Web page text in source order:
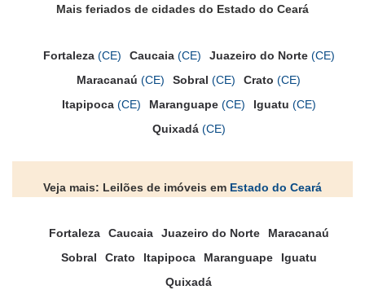
Mais feriados de cidades do Estado do Ceará
Fortaleza(CE) Caucaia(CE) Juazeiro do Norte(CE)
Maracanaú (CE) Sobral (CE) Crato (CE)
Itapipoca(CE) Maranguape(CE) Iguatu (CE)
Quixadá(CE)
Veja mais: Leilões de imóveis em Estado do Ceará
Fortaleza Caucaia Juazeiro do Norte
Maracanaú
Sobral
Crato Itapipoca Maranguape
Iguatu
Quixadá